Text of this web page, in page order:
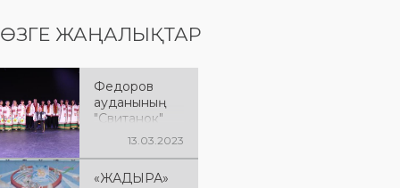
ӨЗГЕ ЖАҢАЛЫҚТАР
Федоров
ауданының
"Свитанок"
Халық хоры
13.03.2023
«ЖАДЫРА»